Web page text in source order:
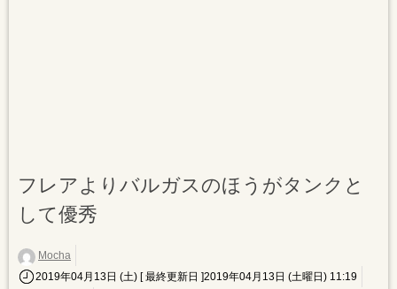
フレアよりバルガスのほうがタンクと
して優秀
Mocha
2019年04月13日 (土) [ 最終更新日 ]2019年04月13日 (土曜日) 11:19